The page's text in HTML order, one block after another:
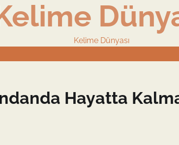
Kelime Dünyası
Hayatta